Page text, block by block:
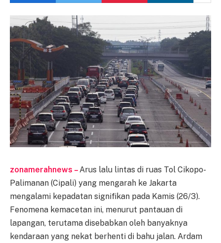
zonamerahnews – Arus lalu lintas di ruas Tol Cikopo-
Palimanan (Cipali) yang mengarah ke Jakarta
mengalami kepadatan signifikan pada Kamis (26/3).
Fenomena kemacetan ini, menurut pantauan di
lapangan, terutama disebabkan oleh banyaknya
kendaraan yang nekat berhenti di bahu jalan. Ardam